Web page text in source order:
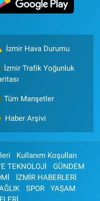
İzmir Hava Durumu
İzmir Trafik Yoğunluk
Tüm Manşetler
Haber Arşivi
Kullanım Koşulları
TEKNOLOJİ
GÜNDEM
İZMİR HABERLERİ
SPOR
YAŞAM